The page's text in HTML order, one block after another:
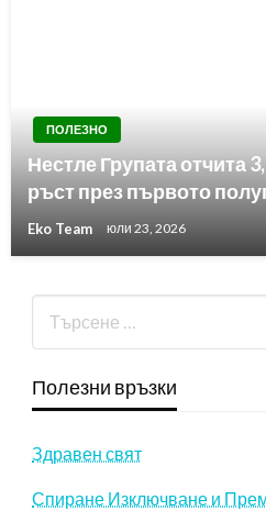
ПОЛЕЗНО
Нестле Групата отчита
ръст през първото
Eko Team юли 23, 2026
Полезни връзки
Здравен свят
Спиране Изключване и